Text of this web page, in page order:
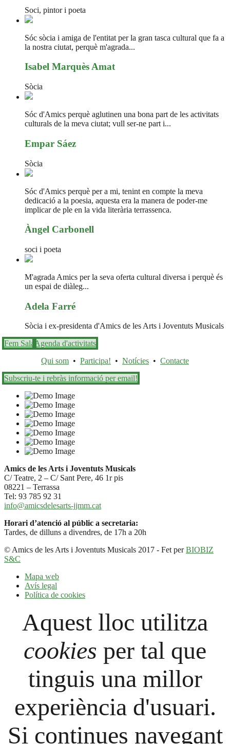
Soci, pintor i poeta
Sóc sòcia i amiga de l'entitat per la gran tasca cultural que fa a
la nostra ciutat, perquè m'agrada...
Isabel Marquès Amat
Sòcia
Sóc d'Amics perquè aglutinen una bona part de les activitats
culturals de la meva ciutat; vull ser-ne part i...
Empar Sáez
Sòcia
Sóc d'Amics perquè per a mi, tenint en compte la meva
dedicació a la poesia, aquesta era la manera de poder-me
implicar de ple en la vida literària terrassenca.
Àngel Carbonell
soci i poeta
M'agrada Amics per la seva oferta cultural diversa i perquè és
un espai de diàleg...
Adela Farré
Sòcia i ex-presidenta d'Amics de les Arts i Joventuts Musicals
Fem Sala Agenda d'activitats
Qui som • Participa! • Notícies • Contacte
Subscriu-te i rebràs informació per email!
Amics de les Arts i Joventuts Musicals
C/ Teatre, 2 – C/ Sant Pere, 46 1r pis
08221 – Terrassa
Tel: 93 785 92 31
info@amicsdelesarts-jjmm.cat
Horari d’atenció al públic a secretaria:
Tardes, de dilluns a divendres, de 17h a 20h
© Amics de les Arts i Joventuts Musicals 2017 - Fet perBIOBIZ
S&C
Mapa web
Avís legal
Política de cookies
Aquest lloc utilitza
cookies per tal que
tinguis una millor
experiència d'usuari.
Si continues navegant